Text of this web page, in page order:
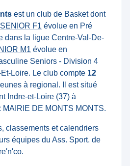
est un club de Basket dont
F1 évolue en Pré
dans la ligue Centre-Val-De-
M1 évolue en
Seniors - Division 4
Loire. Le club compte 12
à regional. Il est situé
Indre-et-Loire (37) à
MAIRIE DE MONTS MONTS.
classements et calendriers
équipes du Ass. Sport. de